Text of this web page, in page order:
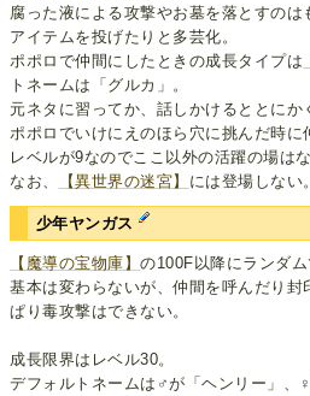
腐った液による攻撃やお墓を落とすのは
アイテムを投げたりと多芸化。
ポポロで仲間にしたときの成長タイプは
トネームは「グルカ」。
元ネタに習ってか、話しかけるととにか
ポポロでいけにえのほら穴に挑んだ時
レベルが9なのでここ以外の活躍の場はな
なお、
【異世界の迷宮】 には登場しない。
少年ヤンガス
【魔導の宝物庫】の100F以降にランダム
基本は変わらないが、仲間を呼んだり封
ぱり毒攻撃はできない。
成長限界はレベル30。
デフォルトネームは♂が「ヘンリー」、♀